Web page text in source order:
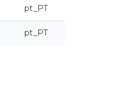
pt_PT
pt_PT